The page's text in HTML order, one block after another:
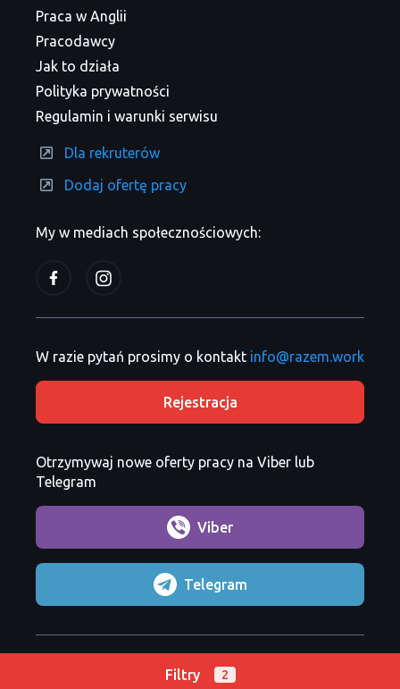
Filtry 2
My w mediach społecznościowych:
Praca w Anglii
Pracodawcy
Jak to działa
Polityka prywatności
Regulamin i warunki serwisu
Dla rekruterów
Dodaj ofertę pracy
W razie pytań prosimy o kontakt info@razem.work
Rejestracja
Otrzymywaj nowe oferty pracy na Viber lub
Telegram
Viber
Telegram